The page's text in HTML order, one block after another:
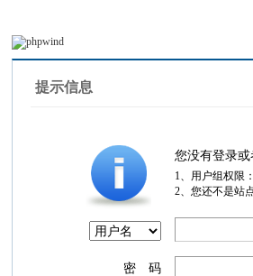
提示信息
您没有登录
1、用户组权限
2、您还不是站
密 码